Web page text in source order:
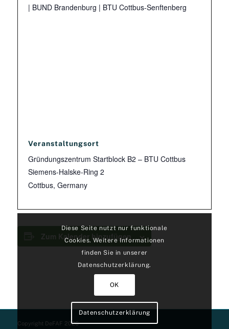
| BUND Brandenburg | BTU Cottbus-Senftenberg
Veranstaltungsort
Gründungszentrum Startblock B2 – BTU Cottbus
Siemens-Halske-Ring 2
Cottbus, Germany
Zum Kalender hinzufügen
Copyright DeFAF 2026
Diese Seite nutzt nur funktionale
Cookies. Weitere Informationen
finden Sie in unserer
Datenschutzerklärung.
OK
Datenschutzerklärung